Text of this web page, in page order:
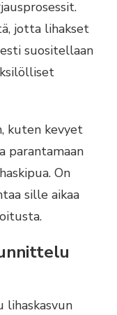
jotta lihakset
suositellaan
kuten kevyet
parantamaan
On
sille aikaa